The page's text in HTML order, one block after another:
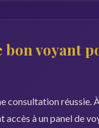
voyant
consultation
accès à un panel de